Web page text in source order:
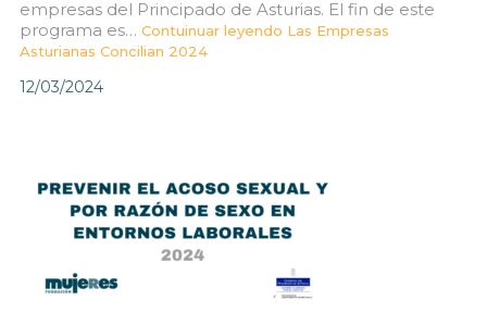
empresas del Principado de Asturias. El fin de este
programa es… Contuinuar leyendo Las Empresas
Asturianas Concilian 2024
12/03/2024